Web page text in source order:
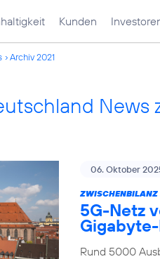
Kunden
Archiv 2021
News
06. Oktober
ZWISCHENBILANZ
5G-Netz
Rund 5000